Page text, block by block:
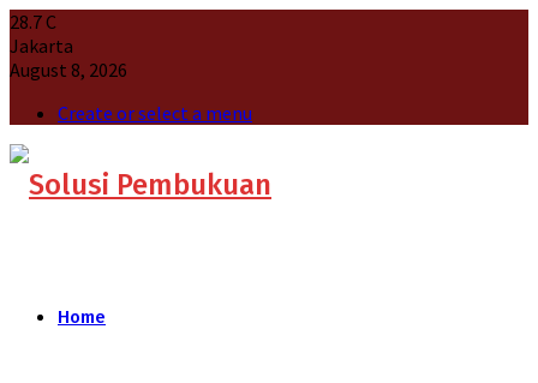
28.7C
Jakarta
August 8, 2026
Create or select a menu
Home